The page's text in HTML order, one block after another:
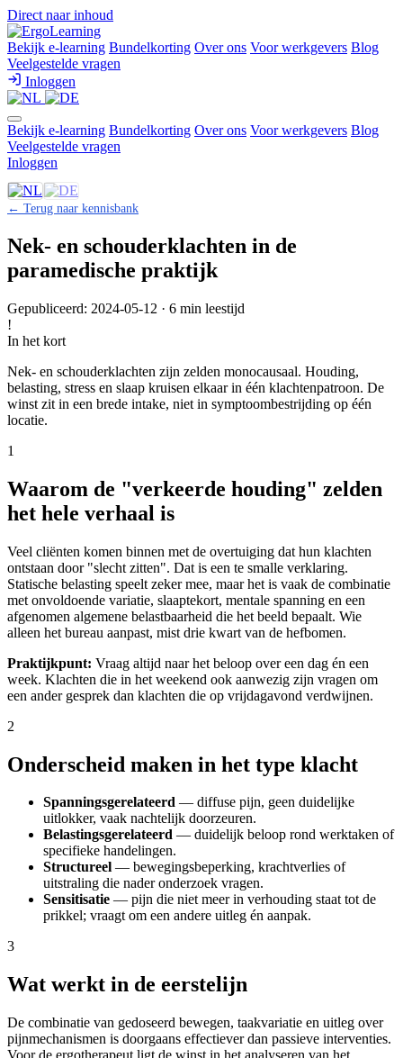
Direct naar inhoud
Bekijk e-learning Bundelkorting Over ons Voor werkgevers Blog
Veelgestelde vragen
Inloggen
Bekijk e-learning Bundelkorting Over ons Voor werkgevers Blog
Veelgestelde vragen
Inloggen
← Terug naar kennisbank
Nek- en schouderklachten in de
paramedische praktijk
Gepubliceerd: 2024-05-12 · 6 min leestijd
!
In het kort
Nek- en schouderklachten zijn zelden monocausaal. Houding,
belasting, stress en slaap kruisen elkaar in één klachtenpatroon. De
winst zit in een brede intake, niet in symptoombestrijding op één
locatie.
1
Waarom de "verkeerde houding" zelden
het hele verhaal is
Veel cliënten komen binnen met de overtuiging dat hun klachten
ontstaan door "slecht zitten". Dat is een te smalle verklaring.
Statische belasting speelt zeker mee, maar het is vaak de combinatie
met onvoldoende variatie, slaaptekort, mentale spanning en een
afgenomen algemene belastbaarheid die het beeld bepaalt. Wie
alleen het bureau aanpast, mist drie kwart van de hefbomen.
Praktijkpunt: Vraag altijd naar het beloop over een dag én een
week. Klachten die in het weekend ook aanwezig zijn vragen om
een ander gesprek dan klachten die op vrijdagavond verdwijnen.
2
Onderscheid maken in het type klacht
Spanningsgerelateerd — diffuse pijn, geen duidelijke
uitlokker, vaak nachtelijk doorzeuren.
Belastingsgerelateerd — duidelijk beloop rond werktaken of
specifieke handelingen.
Structureel — bewegingsbeperking, krachtverlies of
uitstraling die nader onderzoek vragen.
Sensitisatie — pijn die niet meer in verhouding staat tot de
prikkel; vraagt om een andere uitleg én aanpak.
3
Wat werkt in de eerstelijn
De combinatie van gedoseerd bewegen, taakvariatie en uitleg over
pijnmechanismen is doorgaans effectiever dan passieve interventies.